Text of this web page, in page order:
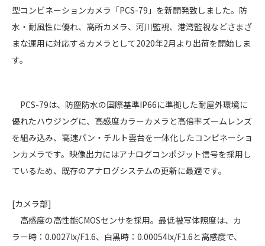
型コンビネーションカメラ「PCS-79」を新開発致しました。防
水・耐風性に優れ、高所カメラ、河川監視、港湾監視などさまざ
まな運用に対応するカメラとして2020年2月より出荷を開始しま
す。
PCS-79は、防塵防水の国際基準IP66に準拠した耐屋外環境に
優れたハウジングに、高感度カラーカメラと高倍率ズームレンズ
を組み込み、高速パン・チルト雲台を一体化したコンビネーショ
ンカメラです。映像出力にはアナログコンポジット信号を採用し
ているため、既存のアナログシステムの更新に最適です。
[カメラ部]
高感度の高性能CMOSセンサを採用。最低被写体照度は、カ
ラー時：0.0027lx/F1.6、白黒時：0.00054lx/F1.6と高感度で、